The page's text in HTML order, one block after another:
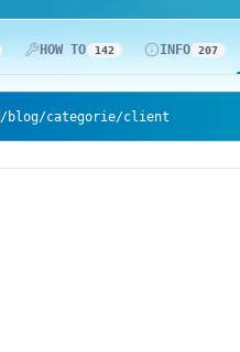
HOW TO 142 INFO 207
/blog/categorie/client